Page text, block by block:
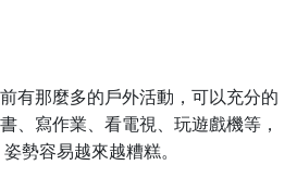
有那麼多的戶外活動，可以充分的
、寫作業、看電視、玩遊戲機等，
勢容易越來越糟糕。